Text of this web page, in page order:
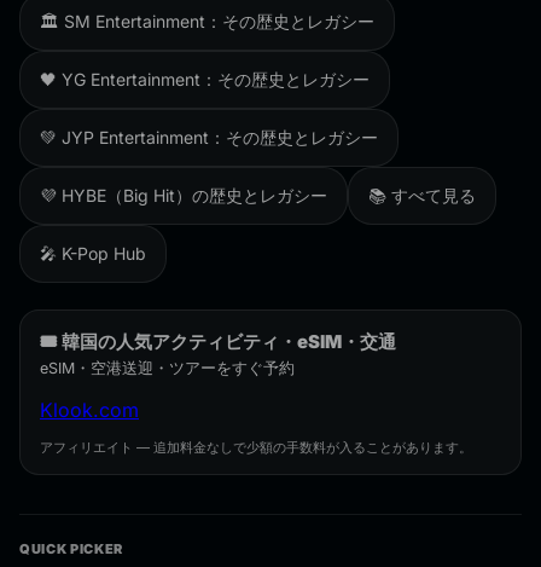
🏛️ SM Entertainment：その歴史とレガシー
🖤 YG Entertainment：その歴史とレガシー
💚 JYP Entertainment：その歴史とレガシー
💜 HYBE（Big Hit）の歴史とレガシー 📚 すべて見る
🎤 K-Pop Hub
🎟️ 韓国の人気アクティビティ・eSIM・交通
eSIM・空港送迎・ツアーをすぐ予約
Klook.com
アフィリエイト — 追加料金なしで少額の手数料が入ることがあります。
QUICK PICKER